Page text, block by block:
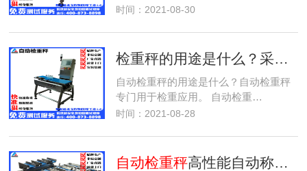
时间：2021-08-30
检重秤的用途是什么？采用检重的行业有哪些？
自动检重秤的用途是什么？自动检重秤
专门用于检重应用。 自动检重…
时间：2021-08-28
自动检重秤高性能自动称重解决方案